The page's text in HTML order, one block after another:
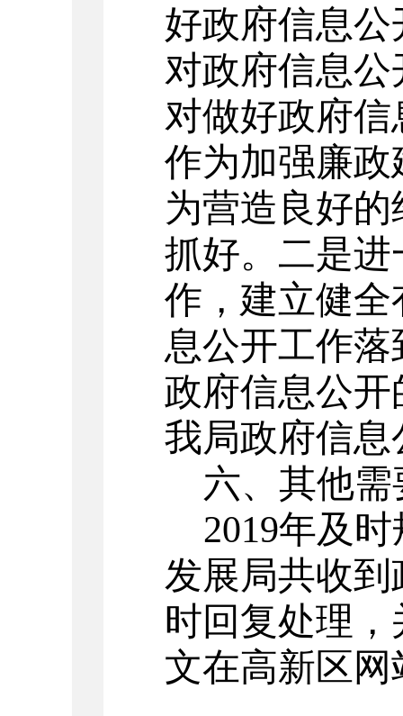
好政府信息
对政府信息
对做好政府
作为加强廉
为营造良好
抓好。二是
作，建立健
息公开工作
政府信息公
我局政府信
六、其他
2019年及时
发展局共收
时回复处理
文在高新区